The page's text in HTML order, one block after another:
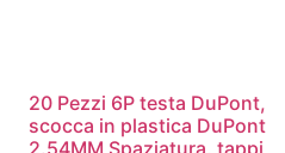
20 Pezzi 6P testa DuPont,
scocca in plastica DuPont
2.54MM Spaziatura, tappi